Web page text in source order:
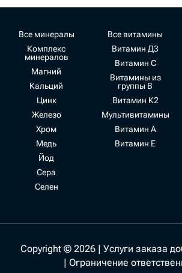
Все минералы
Комплекс
минералов
Магний
Кальций
Цинк
Железо
Хром
Медь
Йод
Сера
Селен
Все витамины
Витамин Д3
Витамин С
Витамины из
группы В
Витамин К2
Мультивитамины
Витамин А
Витамин Е
Copyright © 2026 | Услуги заказа
| Ограничение